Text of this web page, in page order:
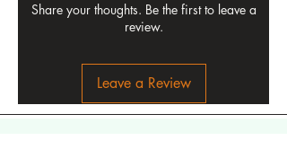
Share your thoughts. Be the first to leave a
review.
Leave a Review